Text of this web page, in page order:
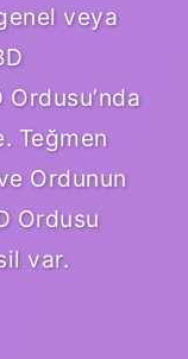
veya
Ordusu’nda
Teğmen
Ordunun
Ordusu
var.